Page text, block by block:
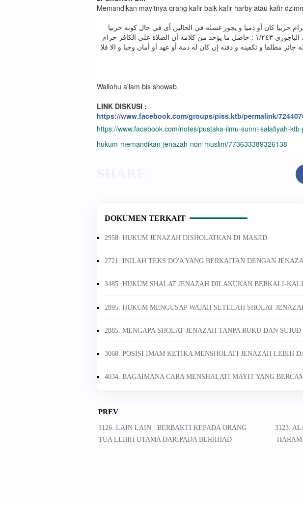
Memandikan mayitnya orang kafir baik kafir harby atau kafir
حربيا كان أو ذميا و يجوز غسله في الحالين أى في حال كونه حربيا
وحال كونه ذميا فيجوز غسله مطلقا. الباجوري ١/٢٤٣ : حاصل ما يؤخذ من كلامه أن الصلاة على الكافر حرام
مطلقا و تكفينه و دفنه إن كان له ذمة أو عهد أو أمان وجبا و الا فلا
Wallohu a'lam bis showab.
LINK DISKUSI :
https://www.facebook.com/groups/piss.ktb/permalink/
https://www.facebook.com/notes/pustaka-ilmu-sunni-salafiyah-
hukum-memandikan-jenazah-non-muslim/773633389326138
DOKUMEN TERKAIT
2958. HUKUM JENAZAH DISHOLATKAN DI MASJID
2721. INILAH TEKS DO'A YANG BERKAITAN DENGAN
3485. HUKUM SHALAT JENAZAH DILAKUKAN BERKALI-KALI
2895. HUKUM MENGUSAP WAJAH SETELAH SHOLAT
2885. MENGAPA SHOLAT JENAZAH TANPA RUKU DAN SUJUD
3068. POSISI IMAM KETIKA MENSHOLATI JENAZAH LEBIH
4034. BAGAIMANA CARA MENSHALATI MAYIT YANG
PREV
3126. LAIN LAIN : BERBAKTI KEPADA ORANG
TUA LEBIH UTAMA DARIPADA BERJIHAD
3123.